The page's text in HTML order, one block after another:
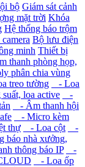
bộ Giám sát cảnh
mặt trời Khóa
Hệ thống báo trộm
Bộ lưu điện
minh Thiết bị
thanh phòng họp,
phân chia vùng
treo tường
- Loa
loa active
-
- Âm thanh hội
- Micro kèm
thự - Loa cột
-
báo nhà xưởng,
thông báo IP
-
- Loa ốp